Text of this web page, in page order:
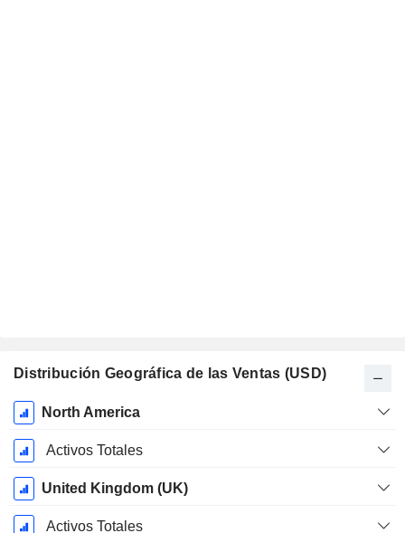
Distribución Geográfica de las Ventas (USD)
Período
fiscal:
Diciembre
North America
Activos Totales
United Kingdom (UK)
Activos Totales